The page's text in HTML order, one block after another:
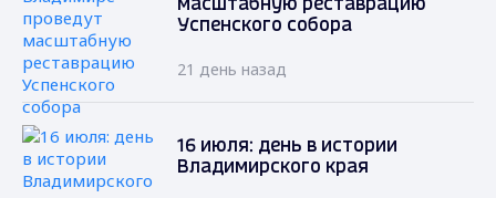
масштабную реставрацию
Успенского собора
21 день назад
16 июля: день в истории
Владимирского края